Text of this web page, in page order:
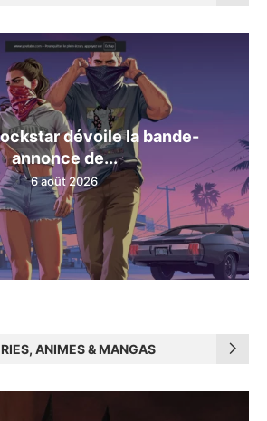
dévoile la bande-
annonce de...
6 août 2026
ANIMES & MANGAS